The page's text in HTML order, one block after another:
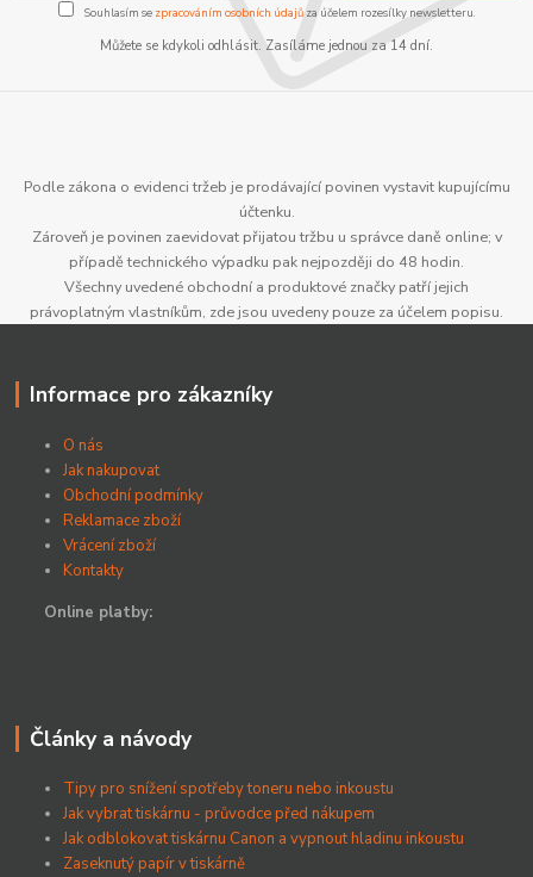
Souhlasím se zpracováním osobních údajůza účelem rozesílky newsletteru.
Můžete se kdykoli odhlásit. Zasíláme jednou za 14 dní.
Podle zákona o evidenci tržeb je prodávající povinen vystavit kupujícímu
účtenku.
Zároveň je povinen zaevidovat přijatou tržbu u správce daně online; v
případě technického výpadku pak nejpozději do 48 hodin.
Všechny uvedené obchodní a produktové značky patří jejich
právoplatným vlastníkům, zde jsou uvedeny pouze za účelem popisu.
Informace pro zákazníky
O nás
Jak nakupovat
Obchodní podmínky
Reklamace zboží
Vrácení zboží
Kontakty
Online platby:
Články a návody
Tipy pro snížení spotřeby toneru nebo inkoustu
Jak vybrat tiskárnu - průvodce před nákupem
Jak odblokovat tiskárnu Canon a vypnout hladinu inkoustu
Zaseknutý papír v tiskárně